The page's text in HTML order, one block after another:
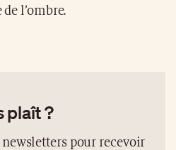
l’ombre.
plaît ?
pour recevoir